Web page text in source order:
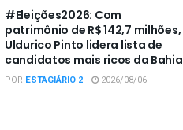
#Eleições2026: Com
patrimônio de R$ 142,7 milhões,
Uldurico Pinto lidera lista de
candidatos mais ricos da Bahia
POR ESTAGIÁRIO 2 2026/08/06